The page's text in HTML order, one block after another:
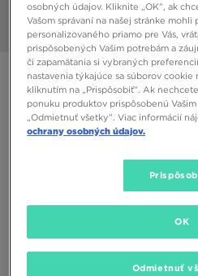
ON CLOUDMONSTER VOID
126,00 €
150,00 € -16%
(Najnižšia cena za 30
osobných údajov. Kliknite „OK”, ak
Vašom správaní na našej stránke
personalizovaného priamo pre Vás,
prispôsobených Vašim potrebám a
či zapamätania si vybraných
nastavenia týkajúce sa súborov
kliknutím na „Prispôsobiť”. Ak
ponuku produktov prispôsobenú
„Odmietnuť všetky”. Viac informácií
ochrany osobných údajov.
Odmietnuť
OK